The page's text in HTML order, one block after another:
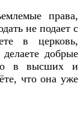
права,
не подает с
в церковь,
добрые
в высших и
что она уже